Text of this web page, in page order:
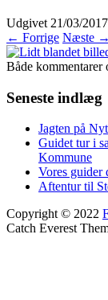
Udgivet 21/03/2017
← Forrige Næste →
Både
Seneste indlæg
Jagten på
Guidet tur i
Kommune
Vores guider
Aftentur til
Copyright © 2022
Catch Everest